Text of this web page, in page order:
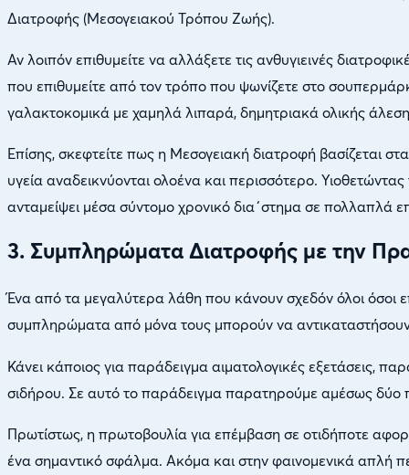
Διατροφής (Μεσογειακού Τρόπου Ζωής).
Αν λοιπόν επιθυμείτε να αλλάξετε τις ανθυγιεινές
που επιθυμείτε από τον τρόπο που ψωνίζετε στο
γαλακτοκομικά με χαμηλά λιπαρά, δημητριακά ολικής
Επίσης, σκεφτείτε πως η Μεσογειακή διατροφή βασίζεται
υγεία αναδεικνύονται ολοένα και περισσότερο.
ανταμείψει μέσα σύντομο χρονικό δια΄στημα σε πολλαπλά
3. Συμπληρώματα Διατροφής με την
Ένα από τα μεγαλύτερα λάθη που κάνουν σχεδόν όλοι όσοι
συμπληρώματα από μόνα τους μπορούν να
Κάνει κάποιος για παράδειγμα αιματολογικές εξετάσεις,
σιδήρου. Σε αυτό το παράδειγμα παρατηρούμε αμέσως δύο
Πρωτίστως, η πρωτοβουλία για επέμβαση σε οτιδήποτε
ένα σημαντικό σφάλμα. Ακόμα και στην φαινομενικά απλή